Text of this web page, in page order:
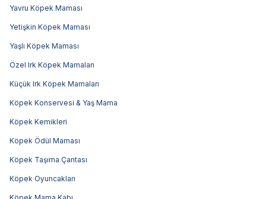
Yavru Köpek Maması
Yetişkin Köpek Maması
Yaşlı Köpek Maması
Özel Irk Köpek Mamaları
Küçük Irk Köpek Mamaları
Köpek Konservesi & Yaş Mama
Köpek Kemikleri
Köpek Ödül Maması
Köpek Taşıma Çantası
Köpek Oyuncakları